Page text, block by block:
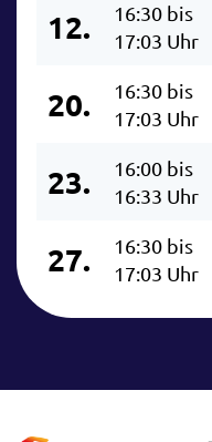
12.
16:30 bis
17:03 Uhr
20.
16:30 bis
17:03 Uhr
23.
16:00 bis
16:33 Uhr
27.
16:30 bis
17:03 Uhr